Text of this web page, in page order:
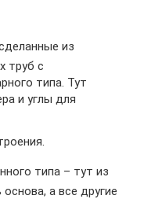
из
труб с
типа. Тут
и углы для
типа – тут из
а все другие